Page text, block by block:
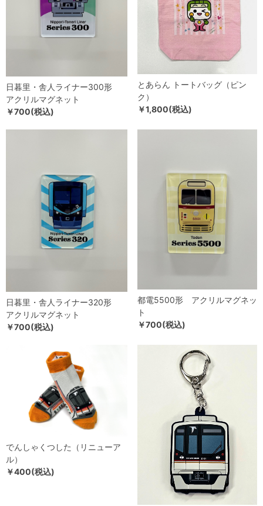
日暮里・舎人ライナー300形
アクリルマグネット
￥700(税込)
とあらん トートバッグ（ピン
ク）
￥1,800(税込)
日暮里・舎人ライナー320形
アクリルマグネット
￥700(税込)
都電5500形 アクリルマグネッ
ト
￥700(税込)
でんしゃくつした（リニューア
ル）
￥400(税込)